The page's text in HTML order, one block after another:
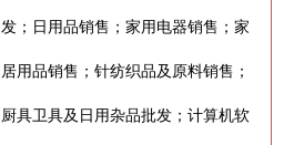
发；日用品销售；家用电器销售；家
居用品销售；针纺织品及原料销售；
厨具卫具及日用杂品批发；计算机软